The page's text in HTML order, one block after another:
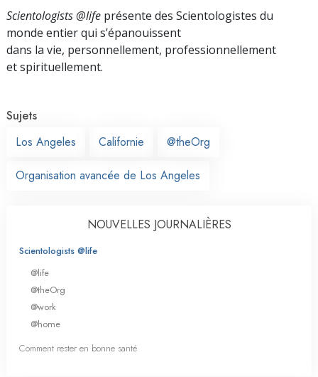
Scientologists @life présente des Scientologistes du
monde entier qui s’épanouissent
dans la vie, personnellement, professionnellement
et spirituellement.
Sujets
Los Angeles
Californie @theOrg
Organisation avancée de Los Angeles
NOUVELLES JOURNALIÈRES
Scientologists @life
@life
@theOrg
@work
@home
Comment rester en bonne santé